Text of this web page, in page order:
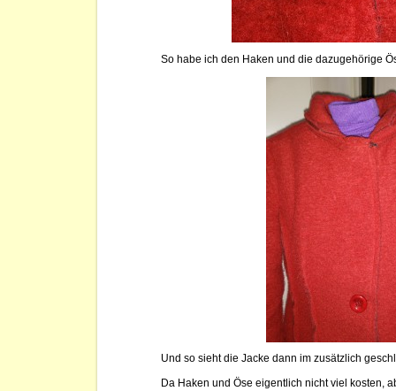
So habe ich den Haken und die dazugehörige
Und so sieht die Jacke dann im zusätzlich
Da Haken und Öse eigentlich nicht viel kosten,